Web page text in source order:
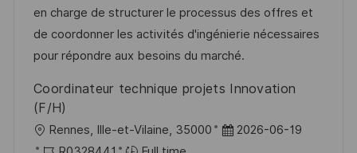
a
t
i
n
f
f
i
h
n
c
e
u
o
r
i
en charge de structurer le processus des offres et
de coordonner les activités d'ingénierie nécessaires
pour répondre aux besoins du marché.
Coordinateur technique projets Innovation
(F/H)
Rennes, Ille-et-Vilaine, 35000
D 2026-06-19